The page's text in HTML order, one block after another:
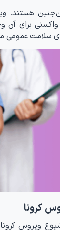
هستند.
برای آن
برای سلامت
کرونا
ویروس